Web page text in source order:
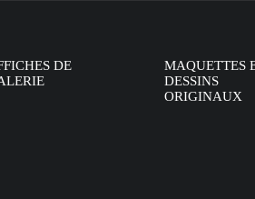
DE
MAQUETTES
DESSINS
ORIGINAUX